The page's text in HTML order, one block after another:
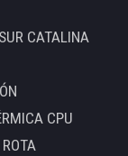
CATALINA
CPU